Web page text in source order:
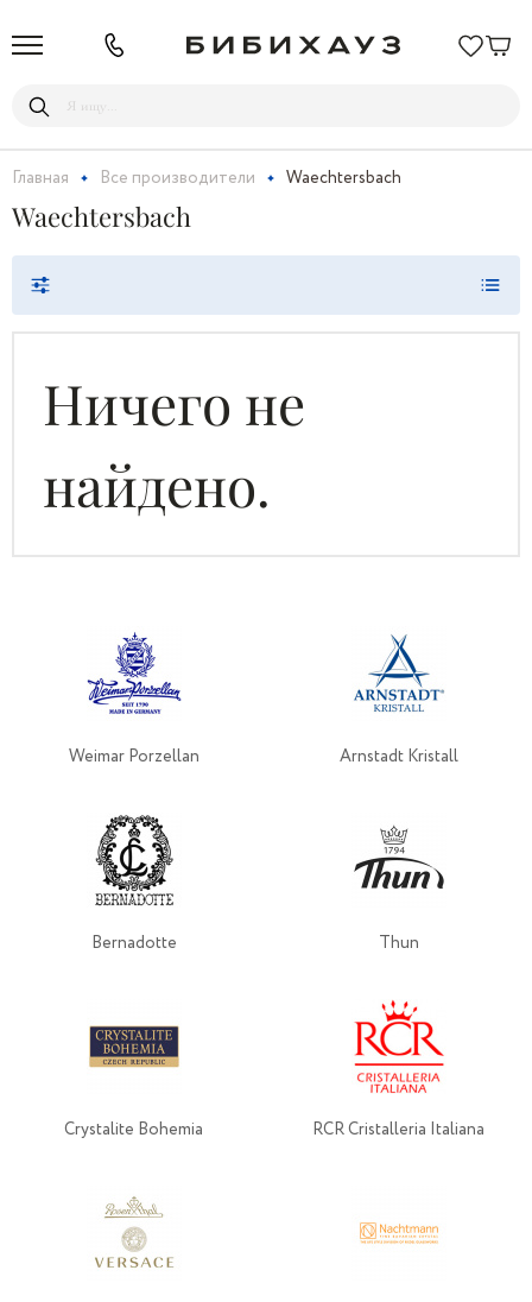
Главная Все производители Waechtersbach
Waechtersbach
Ничего не
найдено.
Weimar Porzellan Arnstadt Kristall
Bernadotte Thun
Crystalite Bohemia RCR Cristalleria Italiana